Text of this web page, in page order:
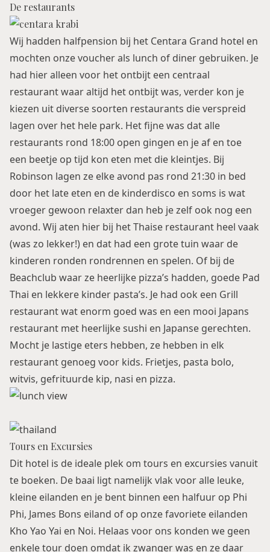
De restaurants
Wij hadden halfpension bij het Centara Grand hotel en
mochten onze voucher als lunch of diner gebruiken. Je
had hier alleen voor het ontbijt een centraal
restaurant waar altijd het ontbijt was, verder kon je
kiezen uit diverse soorten restaurants die verspreid
lagen over het hele park. Het fijne was dat alle
restaurants rond 18:00 open gingen en je af en toe
een beetje op tijd kon eten met die kleintjes. Bij
Robinson lagen ze elke avond pas rond 21:30 in bed
door het late eten en de kinderdisco en soms is wat
vroeger gewoon relaxter dan heb je zelf ook nog een
avond. Wij aten hier bij het Thaise restaurant heel vaak
(was zo lekker!) en dat had een grote tuin waar de
kinderen ronden rondrennen en spelen. Of bij de
Beachclub waar ze heerlijke pizza’s hadden, goede Pad
Thai en lekkere kinder pasta’s. Je had ook een Grill
restaurant wat enorm goed was en een mooi Japans
restaurant met heerlijke sushi en Japanse gerechten.
Mocht je lastige eters hebben, ze hebben in elk
restaurant genoeg voor kids. Frietjes, pasta bolo,
witvis, gefrituurde kip, nasi en pizza.
Tours en Excursies
Dit hotel is de ideale plek om tours en excursies vanuit
te boeken. De baai ligt namelijk vlak voor alle leuke,
kleine eilanden en je bent binnen een halfuur op Phi
Phi, James Bons eiland of op onze favoriete eilanden
Kho Yao Yai en Noi. Helaas voor ons konden we geen
enkele tour doen omdat ik zwanger was en ze daar